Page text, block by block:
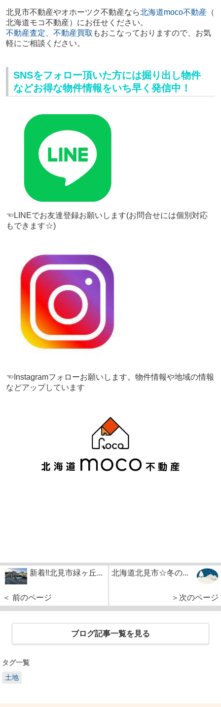
北見市不動産やオホーツク不動産なら北海道moco不動産（
北海道モコ不動産）にお任せください。
不動産査定、不動産買取 もおこなっておりますので、 お気
軽にご相談ください。
SNSをフォロー頂いた方には掘り出し物件
などお得な物件情報をいち早く発信中！
☜LINEでお友達登録お願いします(お問合せには個別対応
もできます☆)
☜Instagramフォローお願いします。物件情報や地域の情報
などアップしています
新着‼北見市緑ヶ丘...
＜ 前のページ
北海道北見市☆冬の...
＞次のページ
ブログ記事一覧を見る
タグ一覧
土地